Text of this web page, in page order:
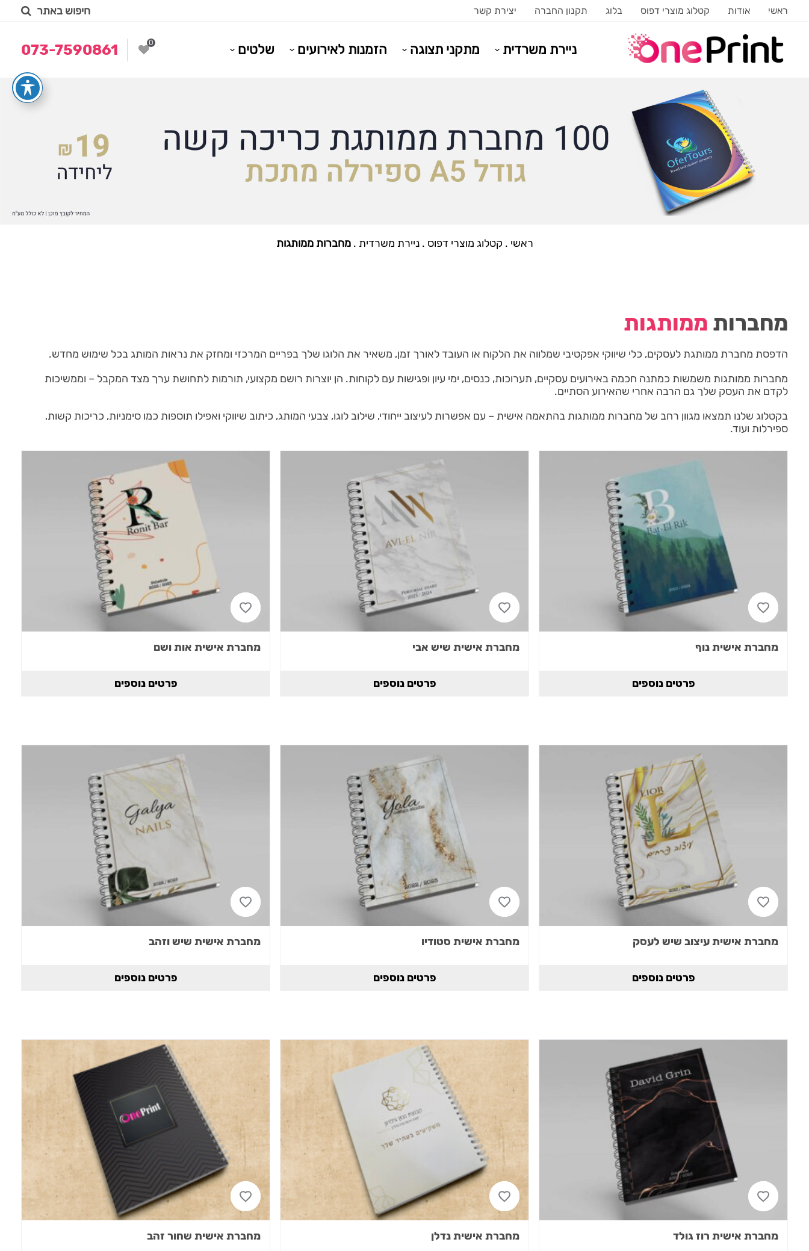
ראשי אודות קטלוג מוצרי דפוס בלוג תקנון החברה יצירת קשר חיפוש באתר
ניירת משרדית מתקני תצוגה הזמנות לאירועים שלטים 0
073-7590861
ראשי . קטלוג מוצרי דפוס .ניירת משרדית .מחברות ממותגות
מחברות ממותגות
הדפסת מחברת ממותגת לעסקים, כלי שיווקי אפקטיבי שמלווה את הלקוח או העובד לאורך זמן, משאיר את הלוגו שלך בפריים המרכזי ומחזק את נראות המותג בכל שימוש מחדש.
מחברות ממותגות משמשות כמתנה חכמה באירועים עסקיים, תערוכות, כנסים, ימי עיון ופגישות עם לקוחות. הן יוצרות רושם מקצועי, תורמות לתחושת ערך מצד המקבל – וממשיכות
לקדם את העסק שלך גם הרבה אחרי שהאירוע הסתיים.
בקטלוג שלנו תמצאו מגוון רחב של מחברות ממותגות בהתאמה אישית – עם אפשרות לעיצוב ייחודי, שילוב לוגו, צבעי המותג, כיתוב שיווקי ואפילו תוספות כמו סימניות, כריכות קשות,
ספירלות ועוד.
מחברת אישית נוף
פרטים נוספים
מחברת אישית שיש אבי
פרטים נוספים
מחברת אישית אות ושם
פרטים נוספים
מחברת אישית עיצוב שיש לעסק
פרטים נוספים
מחברת אישית סטודיו
פרטים נוספים
מחברת אישית שיש וזהב
פרטים נוספים
מחברת אישית רוז גולד מחברת אישית נדלן מחברת אישית שחור זהב